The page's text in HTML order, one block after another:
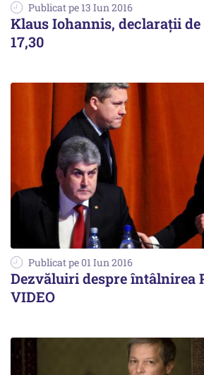
Publicat pe 13 Iun 2016
Klaus Iohannis, declarații de
17,30
Publicat pe 01 Iun 2016
Dezvăluiri despre întâlnirea
VIDEO